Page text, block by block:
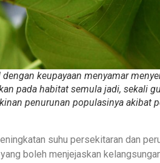
keupayaan menyamar
pada habitat semula jadi, sekali
penurunan populasinya akibat
suhu persekitaran dan
boleh menjejaskan